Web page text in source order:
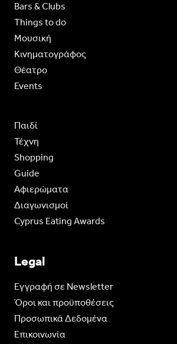
Bars & Clubs
Things to do
Moυσική
Κινηματογράφος
Θέατρο
Events
Παιδί
Τέχνη
Shopping
Guide
Aφιερώματα
Διαγωνισμοί
Cyprus Eating Awards
Legal
Eγγραφή σε Newsletter
Όροι και προϋποθέσεις
Προσωπικά Δεδομένα
Επικοινωνία